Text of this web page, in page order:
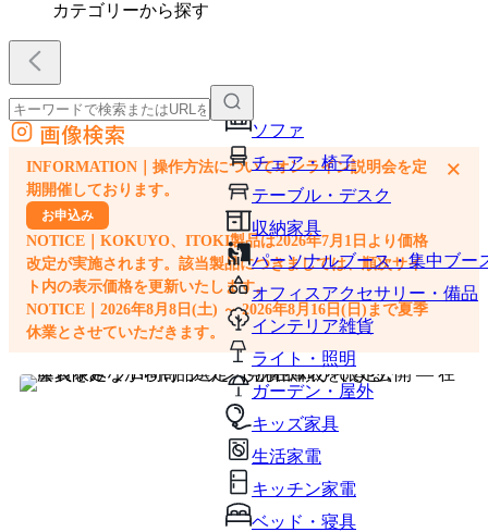
カテゴリーから探す
ソファ
チェア・椅子
テーブル・デスク
収納家具
パーソナルブース・集中ブー
オフィスアクセサリー・備品
インテリア雑貨
ライト・照明
ガーデン・屋外
キッズ家具
生活家電
キッチン家電
ベッド・寝具
外部サイトの商品をカートに追加
他のサイトで見つけた商品ページのURLを貼り付けて、カートに追加できます
画像検索
INFORMATION｜操作方法についてオンライン説明会を定
期開催しております。
お申込み
NOTICE｜KOKUYO、ITOKI製品は2026年7月1日より価格
改定が実施されます。該当製品につきましては、順次サイ
ト内の表示価格を更新いたします。
NOTICE｜2026年8月8日(土) ～ 2026年8月16日(日)まで夏季
休業とさせていただきます。
×